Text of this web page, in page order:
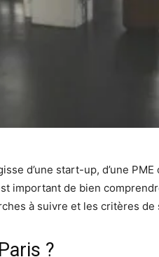
d’une start-up, d’une
important de bien
à suivre et les critères
?